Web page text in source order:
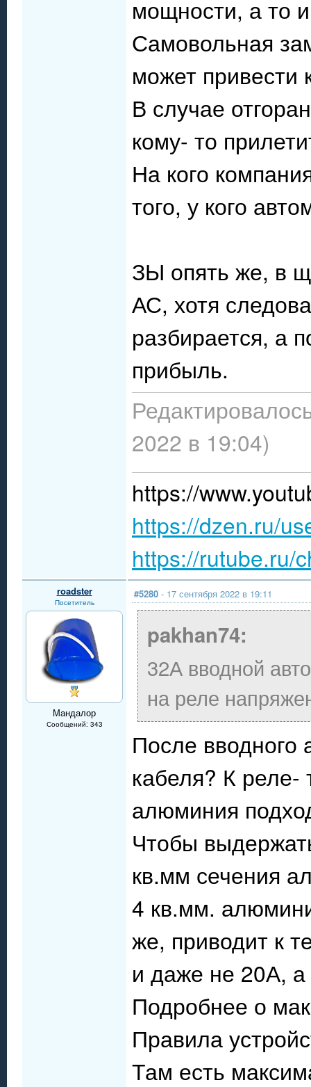
мощности, а то
Самовольная
может привести
В случае
кому- то
На кого
того, у кого
ЗЫ опять же, в
АС, хотя
разбирается, а
прибыль.
2022 в 19:04)
https://
https://dzen.ru/
https://rutube.ru/
roadster
Посетитель
Мандалор
Сообщений: 343
#5280 - 17 сентября 2022 в 19:11
pakhan74:
32А вводной
на реле
После вводного
кабеля? К реле-
алюминия
Чтобы
кв.мм сечения
4 кв.мм.
же, приводит к
и даже не 20А,
Подробнее о
Правила
Там есть